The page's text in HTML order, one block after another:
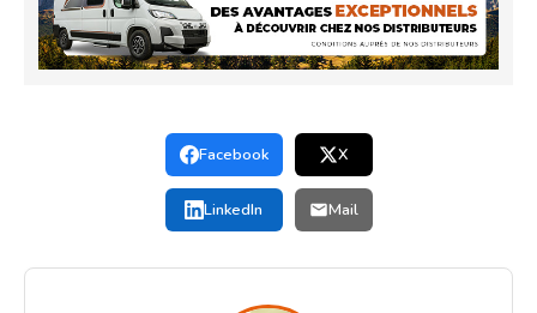
Facebook X
LinkedIn Mail